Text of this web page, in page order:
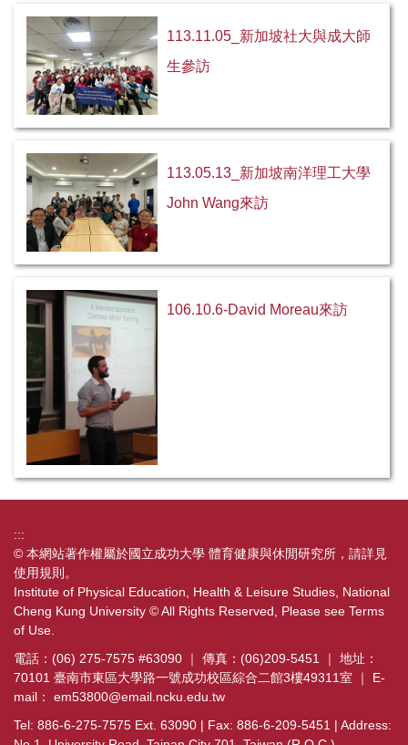
課程資訊
論文計畫審查口試
學位考試申請
招生資訊
學分班
表單下載
校友專區
FAQs
113.11.05_新加坡社大與成大師
生參訪
113.05.13_新加坡南洋理工大學
John Wang來訪
106.10.6-David Moreau來訪
:::
© 本網站著作權屬於國立成功大學 體育健康與休閒研究所，請詳見
使用規則 。
Institute of Physical Education, Health & Leisure Studies, National
Cheng Kung University © All Rights Reserved, Please see Terms
of Use
電話：(06) 275-7575 #63090 ｜ 傳真：(06)209-5451 ｜ 地址：
70101 臺南市東區大學路一號成功校區綜合二館3樓49311室 ｜ E-
mail： em53800@email.ncku.edu.tw
Tel: 886-6-275-7575 Ext. 63090 | Fax: 886-6-209-5451 | Address: